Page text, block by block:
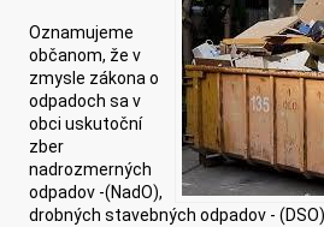
Oznamujeme
občanom, že v
zmysle zákona o
odpadoch sa v
obci uskutoční
zber
nadrozmerných
odpadov -(NadO),
drobných stavebných odpadov -